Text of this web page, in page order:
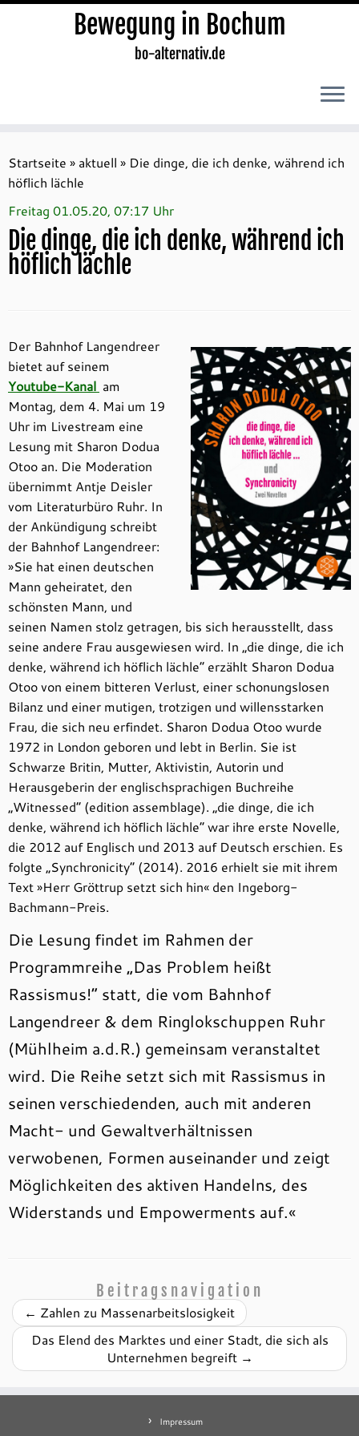
Inhalt
springen
Bewegung in Bochum
bo-alternativ.de
Startseite » aktuell » Die dinge, die ich denke, während ich
höflich lächle
Freitag 01.05.20, 07:17 Uhr
Die dinge, die ich denke, während ich
höflich lächle
Der Bahnhof Langendreer
bietet auf seinem
Youtube-Kanal am
Montag, dem 4. Mai um 19
Uhr im Livestream eine
Lesung mit Sharon Dodua
Otoo an. Die Moderation
übernimmt Antje Deisler
vom Literaturbüro Ruhr. In
der Ankündigung schreibt
der Bahnhof Langendreer:
»Sie hat einen deutschen
Mann geheiratet, den
schönsten Mann, und
seinen Namen stolz getragen, bis sich herausstellt, dass
seine andere Frau ausgewiesen wird. In „die dinge, die ich
denke, während ich höflich lächle“ erzählt Sharon Dodua
Otoo von einem bitteren Verlust, einer schonungslosen
Bilanz und einer mutigen, trotzigen und willensstarken
Frau, die sich neu erfindet. Sharon Dodua Otoo wurde
1972 in London geboren und lebt in Berlin. Sie ist
Schwarze Britin, Mutter, Aktivistin, Autorin und
Herausgeberin der englischsprachigen Buchreihe
„Witnessed“ (edition assemblage). „die dinge, die ich
denke, während ich höflich lächle“ war ihre erste Novelle,
die 2012 auf Englisch und 2013 auf Deutsch erschien. Es
folgte „Synchronicity“ (2014). 2016 erhielt sie mit ihrem
Text »Herr Gröttrup setzt sich hin« den Ingeborg-
Bachmann-Preis.
Die Lesung findet im Rahmen der
Programmreihe „Das Problem heißt
Rassismus!“ statt, die vom Bahnhof
Langendreer & dem Ringlokschuppen Ruhr
(Mühlheim a.d.R.) gemeinsam veranstaltet
wird. Die Reihe setzt sich mit Rassismus in
seinen verschiedenden, auch mit anderen
Macht- und Gewaltverhältnissen
verwobenen, Formen auseinander und zeigt
Möglichkeiten des aktiven Handelns, des
Widerstands und Empowerments auf.«
Beitragsnavigation
← Zahlen zu Massenarbeitslosigkeit
Das Elend des Marktes und einer Stadt, die sich als
Unternehmen begreift →
Impressum